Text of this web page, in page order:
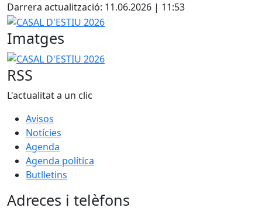
Darrera actualització: 11.06.2026 | 11:53
CASAL D'ESTIU 2026
Imatges
CASAL D'ESTIU 2026
RSS
L'actualitat a un clic
Avisos
Notícies
Agenda
Agenda política
Butlletins
Adreces i telèfons